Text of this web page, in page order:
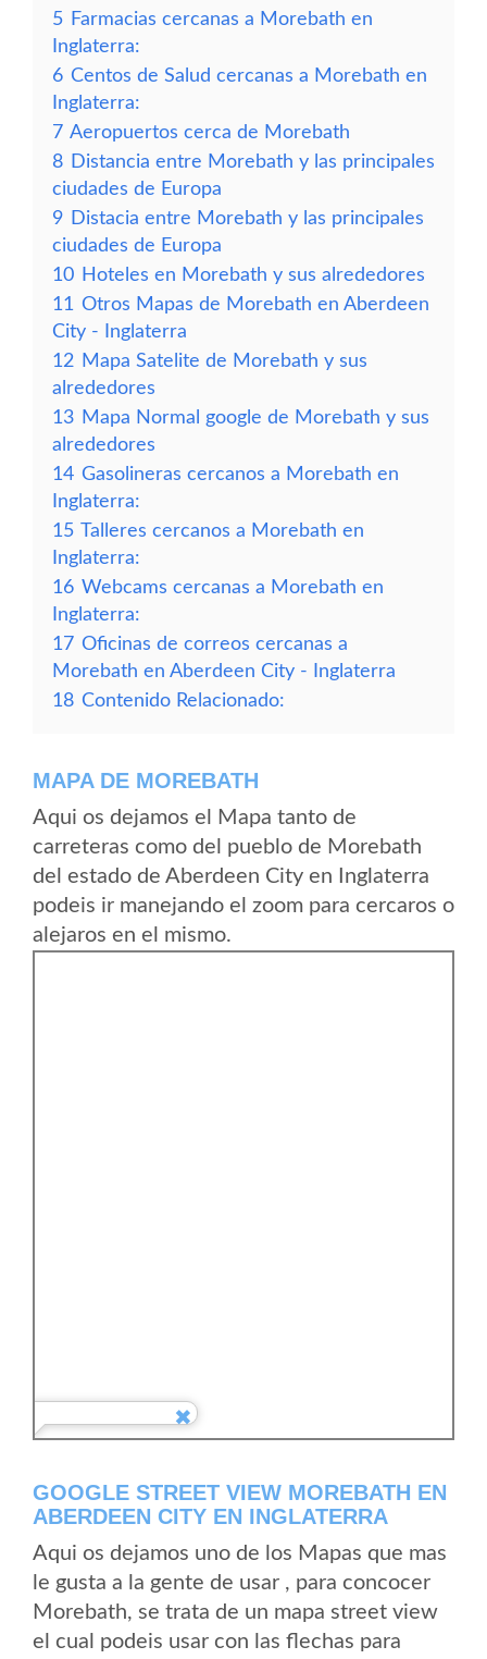
5 Farmacias cercanas a Morebath en
Inglaterra:
6 Centos de Salud cercanas a Morebath en
Inglaterra:
7 Aeropuertos cerca de Morebath
8 Distancia entre Morebath y las principales
ciudades de Europa
9 Distacia entre Morebath y las principales
ciudades de Europa
10 Hoteles en Morebath y sus alrededores
11 Otros Mapas de Morebath en Aberdeen
City - Inglaterra
12 Mapa Satelite de Morebath y sus
alrededores
13 Mapa Normal google de Morebath y sus
alrededores
14 Gasolineras cercanos a Morebath en
Inglaterra:
15 Talleres cercanos a Morebath en
Inglaterra:
16 Webcams cercanas a Morebath en
Inglaterra:
17 Oficinas de correos cercanas a
Morebath en Aberdeen City - Inglaterra
18 Contenido Relacionado:
MAPA DE MOREBATH
Aqui os dejamos el Mapa tanto de
carreteras como del pueblo de Morebath
del estado de Aberdeen City en Inglaterra
podeis ir manejando el zoom para cercaros o
alejaros en el mismo.
GOOGLE STREET VIEW MOREBATH EN
ABERDEEN CITY EN INGLATERRA
Aqui os dejamos uno de los Mapas que mas
le gusta a la gente de usar , para concocer
Morebath, se trata de un mapa street view
el cual podeis usar con las flechas para